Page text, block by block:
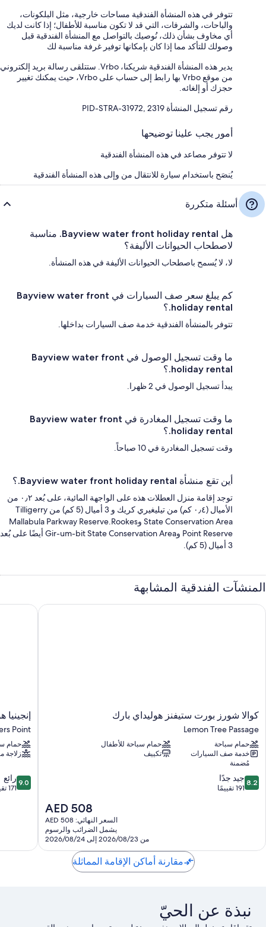
تتوفر في هذه المنشأة الفندقية مساحات خارجية، مثل البلكونات،
والباحات، والشرفات، التي قد لا تكون مناسبة للأطفال؛ إذا كانت لديك
أي مخاوف بشأن ذلك، نُوصيك بالتواصل مع المنشأة الفندقية قبل
وصولك للتأكد مما إذا كان بإمكانها توفير غرفة مناسبة لك
يدير هذه المنشأة الفندقية شريكنا، Vrbo. ستتلقى رسالة بريد إلكتروني
من موقع Vrbo بها رابط إلى حساب على Vrbo، حيث يمكنك تغيير
حجزك أو إلغائه.
رقم تسجيل المنشأة ⁦PID-STRA-31972, 2319⁩
أمور يجب علينا توضيحها
لا تتوفر مصاعد في هذه المنشأة الفندقية
يُنصَح باستخدام سيارة للانتقال من وإلى هذه المنشأة الفندقية
أسئلة متكررة
هل Bayview water front holiday rental. مناسبة
لاصطحاب الحيوانات الأليفة؟
لا، لا يُسمح باصطحاب الحيوانات الأليفة في هذه المنشأة.
كم يبلغ سعر صف السيارات في Bayview water front
holiday rental.؟
تتوفر بالمنشأة الفندقية خدمة صف السيارات بداخلها.
ما وقت تسجيل الوصول في Bayview water front
holiday rental.؟
يبدأ تسجيل الوصول في 2 ظهرا.
ما وقت تسجيل المغادرة في Bayview water front
holiday rental.؟
وقت تسجيل المغادرة في 10 صباحاً.
أين تقع منشأة Bayview water front holiday rental.؟
توجد إقامة منزل العطلات هذه على الواجهة المائية، على بُعد ٠٫٢ من
الأميال (٠٫٤ كم) من تيليغيري كريك و 3 أميال (5 كم) من Tilligerry
State Conservation Area وMallabula Parkway Reserve.Rookes
Point Reserve وGir-um-bit State Conservation Area أيضًا على بُعد
3 أميال (5 كم).
المنشآت الفندقية المشابهة
كوالا
شورز
بورت
ستيفنز
هوليداي
بارك
Lemon
Tree
كوالا شورز بورت ستيفنز هوليداي بارك
Lemon Tree Passage
حمام سباحة
حمام سباحة للأطفال
خدمة صف السيارات
مُضمنة
تكييف
8.2
من
8.2 جيد جدًا
191 تقييمًا
السعر
الحالي
هو
AED
508
AED 508
السعر النهائي: AED 508
يشمل الضرائب والرسوم
من 2026/08/23 إلى 2026/08/24
كوالا شورز بورت ستيفنز هوليداي بارك
إنجينيا
هوليدايز
بوينت
Soldiers
Point
حمام
زلاجة
9.0
من
9.0 رائع
171 تقييمًا
إنجينيا
مقارنة أماكن الإقامة المماثلة
نبذة عن الحيّ